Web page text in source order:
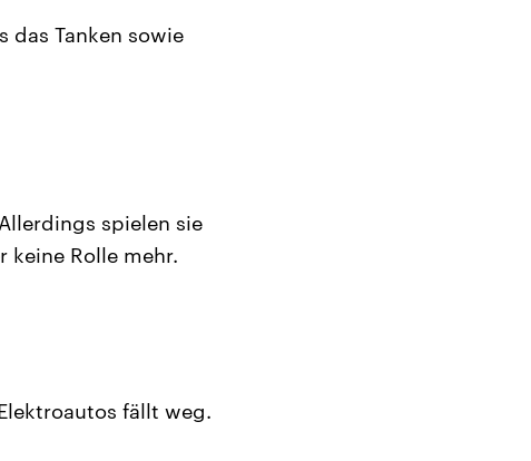
das Tanken sowie
spielen sie
keine Rolle mehr.
fällt weg.